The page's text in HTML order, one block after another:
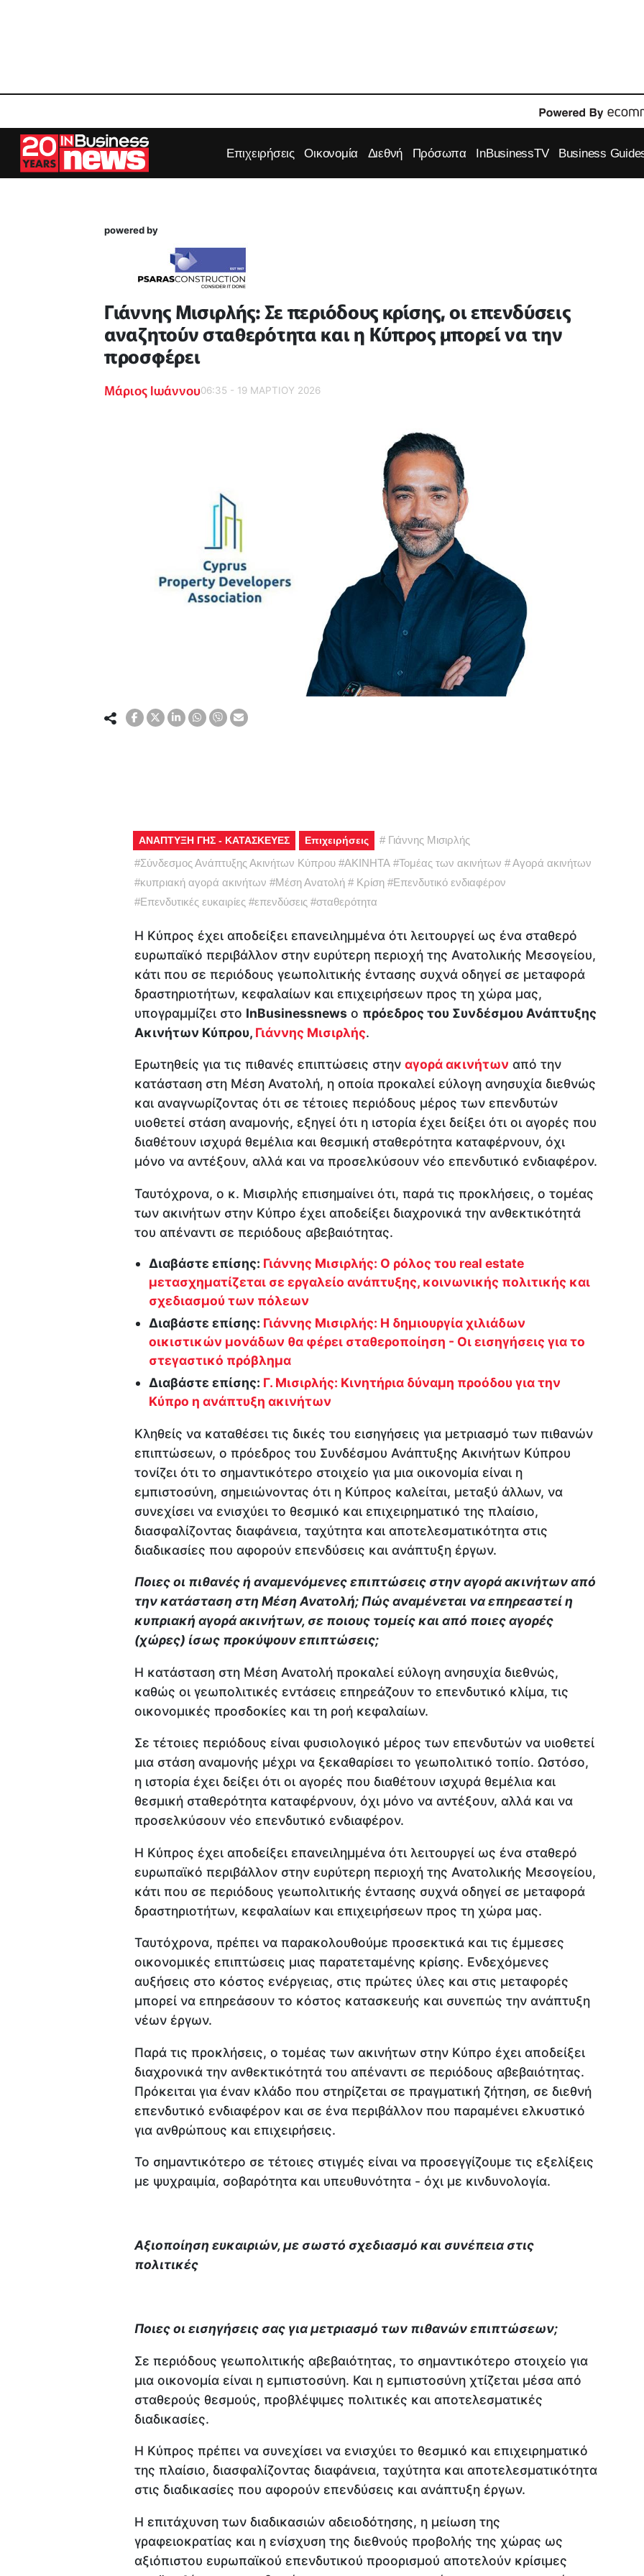
Επιχειρήσεις Οικονομία Διεθνή Πρόσωπα InBusinessTV Business
powered by
Γιάννης Μισιρλής: Σε περιόδους κρίσης, οι επενδύσεις
αναζητούν σταθερότητα και η Κύπρος μπορεί να την
προσφέρει
Μάριος Ιωάννου06:35 - 19 ΜΑΡΤΙΟΥ 2026
ΑΝΑΠΤΥΞΗ ΓΗΣ - ΚΑΤΑΣΚΕΥΕΣ Επιχειρήσεις #Γιάννης Μισιρλής
#Σύνδεσμος Ανάπτυξης Ακινήτων Κύπρου #ΑΚΙΝΗΤΑ #Τομέας των ακινήτων #Αγορά ακινήτων
#κυπριακή αγορά ακινήτων #Μέση Ανατολή #Κρίση #Επενδυτικό ενδιαφέρον
#Επενδυτικές ευκαιρίες #επενδύσεις #σταθερότητα
Η Κύπρος έχει αποδείξει επανειλημμένα ότι λειτουργεί ως ένα σταθερό
ευρωπαϊκό περιβάλλον στην ευρύτερη περιοχή της Ανατολικής Μεσογείου,
κάτι που σε περιόδους γεωπολιτικής έντασης συχνά οδηγεί σε μεταφορά
δραστηριοτήτων, κεφαλαίων και επιχειρήσεων προς τη χώρα μας,
υπογραμμίζει στο InBusinessnews ο πρόεδρος του Συνδέσμου Ανάπτυξης
Ακινήτων Κύπρου, Γιάννης Μισιρλής.
Ερωτηθείς για τις πιθανές επιπτώσεις στην αγορά ακινήτων από την
κατάσταση στη Μέση Ανατολή, η οποία προκαλεί εύλογη ανησυχία διεθνώς
και αναγνωρίζοντας ότι σε τέτοιες περιόδους μέρος των επενδυτών
υιοθετεί στάση αναμονής, εξηγεί ότι η ιστορία έχει δείξει ότι οι αγορές που
διαθέτουν ισχυρά θεμέλια και θεσμική σταθερότητα καταφέρνουν, όχι
μόνο να αντέξουν, αλλά και να προσελκύσουν νέο επενδυτικό ενδιαφέρον.
Ταυτόχρονα, ο κ. Μισιρλής επισημαίνει ότι, παρά τις προκλήσεις, ο τομέας
των ακινήτων στην Κύπρο έχει αποδείξει διαχρονικά την ανθεκτικότητά
του απέναντι σε περιόδους αβεβαιότητας.
Διαβάστε επίσης: Γιάννης Μισιρλής: Ο ρόλος του real estate
μετασχηματίζεται σε εργαλείο ανάπτυξης, κοινωνικής πολιτικής και
σχεδιασμού των πόλεων
Διαβάστε επίσης: Γιάννης Μισιρλής: Η δημιουργία χιλιάδων
οικιστικών μονάδων θα φέρει σταθεροποίηση - Οι εισηγήσεις για το
στεγαστικό πρόβλημα
Διαβάστε επίσης: Γ. Μισιρλής: Κινητήρια δύναμη προόδου για την
Κύπρο η ανάπτυξη ακινήτων
Κληθείς να καταθέσει τις δικές του εισηγήσεις για μετριασμό των πιθανών
επιπτώσεων, ο πρόεδρος του Συνδέσμου Ανάπτυξης Ακινήτων Κύπρου
τονίζει ότι το σημαντικότερο στοιχείο για μια οικονομία είναι η
εμπιστοσύνη, σημειώνοντας ότι η Κύπρος καλείται, μεταξύ άλλων, να
συνεχίσει να ενισχύει το θεσμικό και επιχειρηματικό της πλαίσιο,
διασφαλίζοντας διαφάνεια, ταχύτητα και αποτελεσματικότητα στις
διαδικασίες που αφορούν επενδύσεις και ανάπτυξη έργων.
Ποιες οι πιθανές ή αναμενόμενες επιπτώσεις στην αγορά ακινήτων από
την κατάσταση στη Μέση Ανατολή; Πώς αναμένεται να επηρεαστεί η
κυπριακή αγορά ακινήτων, σε ποιους τομείς και από ποιες αγορές
(χώρες) ίσως προκύψουν επιπτώσεις;
Η κατάσταση στη Μέση Ανατολή προκαλεί εύλογη ανησυχία διεθνώς,
καθώς οι γεωπολιτικές εντάσεις επηρεάζουν το επενδυτικό κλίμα, τις
οικονομικές προσδοκίες και τη ροή κεφαλαίων.
Σε τέτοιες περιόδους είναι φυσιολογικό μέρος των επενδυτών να υιοθετεί
μια στάση αναμονής μέχρι να ξεκαθαρίσει το γεωπολιτικό τοπίο. Ωστόσο,
η ιστορία έχει δείξει ότι οι αγορές που διαθέτουν ισχυρά θεμέλια και
θεσμική σταθερότητα καταφέρνουν, όχι μόνο να αντέξουν, αλλά και να
προσελκύσουν νέο επενδυτικό ενδιαφέρον.
Η Κύπρος έχει αποδείξει επανειλημμένα ότι λειτουργεί ως ένα σταθερό
ευρωπαϊκό περιβάλλον στην ευρύτερη περιοχή της Ανατολικής Μεσογείου,
κάτι που σε περιόδους γεωπολιτικής έντασης συχνά οδηγεί σε μεταφορά
δραστηριοτήτων, κεφαλαίων και επιχειρήσεων προς τη χώρα μας.
Ταυτόχρονα, πρέπει να παρακολουθούμε προσεκτικά και τις έμμεσες
οικονομικές επιπτώσεις μιας παρατεταμένης κρίσης. Ενδεχόμενες
αυξήσεις στο κόστος ενέργειας, στις πρώτες ύλες και στις μεταφορές
μπορεί να επηρεάσουν το κόστος κατασκευής και συνεπώς την ανάπτυξη
νέων έργων.
Παρά τις προκλήσεις, ο τομέας των ακινήτων στην Κύπρο έχει αποδείξει
διαχρονικά την ανθεκτικότητά του απέναντι σε περιόδους αβεβαιότητας.
Πρόκειται για έναν κλάδο που στηρίζεται σε πραγματική ζήτηση, σε διεθνή
επενδυτικό ενδιαφέρον και σε ένα περιβάλλον που παραμένει ελκυστικό
για ανθρώπους και επιχειρήσεις.
Το σημαντικότερο σε τέτοιες στιγμές είναι να προσεγγίζουμε τις εξελίξεις
με ψυχραιμία, σοβαρότητα και υπευθυνότητα - όχι με κινδυνολογία.
Αξιοποίηση ευκαιριών, με σωστό σχεδιασμό και συνέπεια στις
πολιτικές
Ποιες οι εισηγήσεις σας για μετριασμό των πιθανών επιπτώσεων;
Σε περιόδους γεωπολιτικής αβεβαιότητας, το σημαντικότερο στοιχείο για
μια οικονομία είναι η εμπιστοσύνη. Και η εμπιστοσύνη χτίζεται μέσα από
σταθερούς θεσμούς, προβλέψιμες πολιτικές και αποτελεσματικές
διαδικασίες.
Η Κύπρος πρέπει να συνεχίσει να ενισχύει το θεσμικό και επιχειρηματικό
της πλαίσιο, διασφαλίζοντας διαφάνεια, ταχύτητα και αποτελεσματικότητα
στις διαδικασίες που αφορούν επενδύσεις και ανάπτυξη έργων.
Η επιτάχυνση των διαδικασιών αδειοδότησης, η μείωση της
γραφειοκρατίας και η ενίσχυση της διεθνούς προβολής της χώρας ως
αξιόπιστου ευρωπαϊκού επενδυτικού προορισμού αποτελούν κρίσιμες